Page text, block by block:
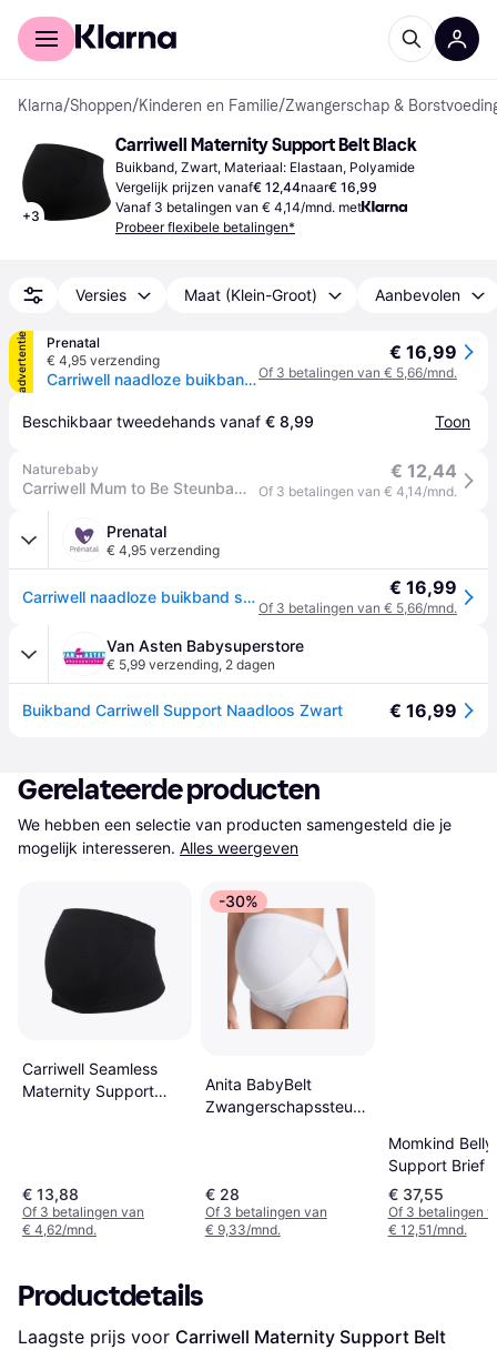
Voor shoppers
Klarna/Shoppen/Kinderen en Familie/Zwangerschap &
+3
Carriwell Maternity Support Belt Black
Buikband, Zwart, Materiaal: Elastaan, Polyamide
Vergelijk prijzen vanaf€ 12,44naar€ 16,99
Vanaf 3 betalingen van € 4,14/mnd. met
Probeer flexibele betalingen*
Versies Maat (Klein-Groot) Aanbevolen
advertentie
Prenatal
€ 4,95 verzending
Carriwell naadloze buikband support - Black - M
€ 16,99
Of 3 betalingen van € 5,66/mnd.
Beschikbaar tweedehands vanaf € 8,99 Toon
Naturebaby
Carriwell Mum to Be Steunband naadloos - zwart Small
€ 12,44
Of 3 betalingen van € 4,14/mnd.
Prenatal
€ 4,95 verzending
Carriwell naadloze buikband support - Black - S € 16,99
Of 3 betalingen van € 5,66/mnd.
Van Asten Babysuperstore
€ 5,99 verzending, 2 dagen
Buikband Carriwell Support Naadloos Zwart € 16,99
Gerelateerde producten
We hebben een selectie van producten samengesteld die je
mogelijk interesseren. Alles weergeven
Carriwell Seamless
Maternity Support
€ 13,88
Of 3 betalingen van
€ 4,62/mnd.
-30%
Anita BabyBelt
Zwangerschapssteunband
€ 28
Of 3 betalingen van
€ 9,33/mnd.
Momkind Belly
Support Brief
Black
€ 37,55
Of 3 betalingen
€ 12,51/mnd.
Productdetails
Laagste prijs voor Carriwell Maternity Support Belt